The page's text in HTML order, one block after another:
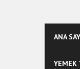
ANA
YEMEK